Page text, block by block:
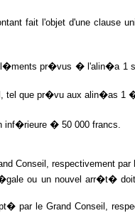
fait l'objet d'une clause
pr�vus � l'alin�a 1
tel que pr�vu aux alin�as
inf�rieure � 50 000 francs.
Conseil, respectivement par
ou un nouvel arr�t�
par le Grand Conseil,